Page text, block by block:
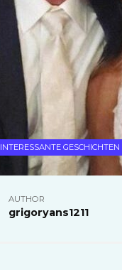
INTERESSANTE GESCHICHTEN
AUTHOR
grigoryans1211